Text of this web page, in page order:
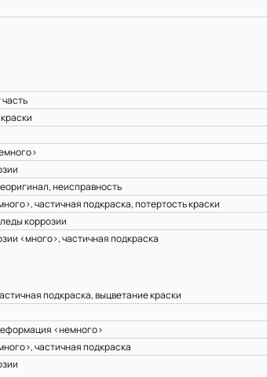
неисправность
частичная подкраска, потертость краски
коррозии
<много>, частичная подкраска
подкраска, выцветание краски
<немного>
частичная подкраска